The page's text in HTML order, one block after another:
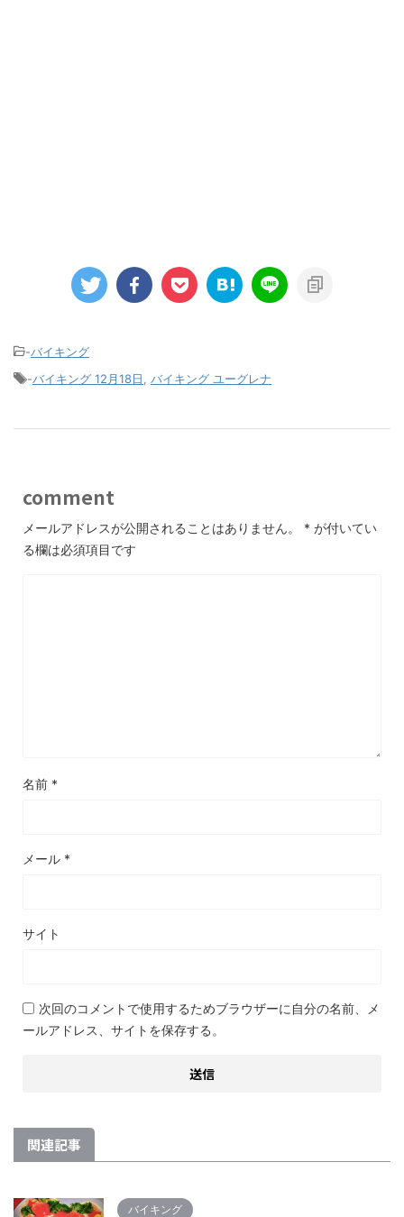
-バイキング
-バイキング 12月18日 バイキング ユーグレナ
comment
メールアドレスが公開されることはありません。 * が付いてい
る欄は必須項目です
名前 *
メール *
サイト
次回のコメントで使用するためブラウザーに自分の名前、メ
ールアドレス、サイトを保存する。
関連記事
バイキング